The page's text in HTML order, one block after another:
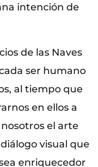
intención de
de las Naves
ser humano
al tiempo que
en ellos a
el arte
visual que
enriquecedor